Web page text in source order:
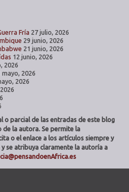
Fría 27 julio, 2026
29 junio, 2026
21 junio, 2026
12 junio, 2026
2026
mayo, 2026
2026
parcial de las entradas de este blog
de la autora. Se permite la
o el enlace a los artículos siempre y
se atribuya claramente la autoría a